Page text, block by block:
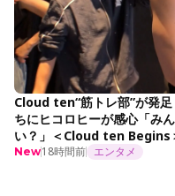
Cloud ten“筋トレ部”が発
ちにヒコロヒーが感心「み
い？」＜Cloud ten Begins
New18時間前 エンタメ